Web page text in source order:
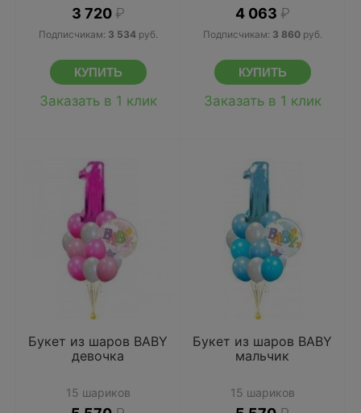
3 720 ₽
Подписчикам: 3 534руб.
Заказать в 1 клик
4 063 ₽
Подписчикам: 3 860руб.
Заказать в 1 клик
Букет из шаров BABY
девочка
15 шариков
Букет из шаров BABY
мальчик
15 шариков